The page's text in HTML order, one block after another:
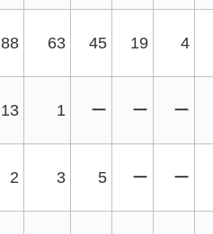
88 63 45 19 4
13 1 ー ー ー
2 3 5 ー ー